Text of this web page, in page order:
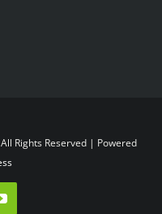
Rights Reserved | Powered